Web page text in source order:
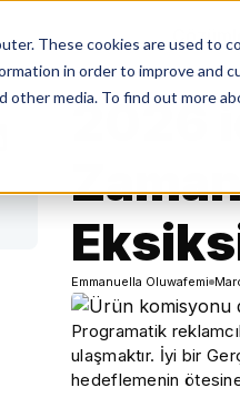
These cookies are used to
in order to improve and
media. To find out more
2026
Emmanuella Oluwafemi
Programatik
ulaşmaktır. İyi bir
hedeflemenin